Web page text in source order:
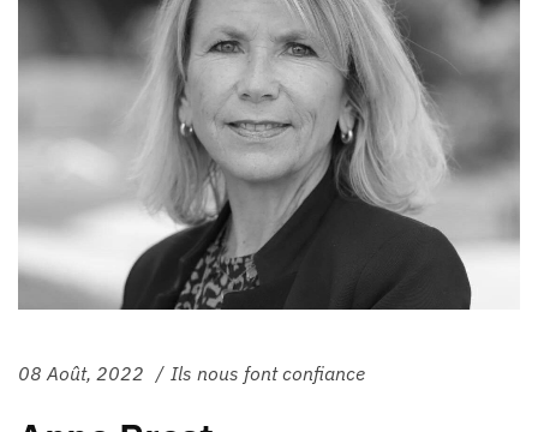
08 Août, 2022 Ils nous font confiance